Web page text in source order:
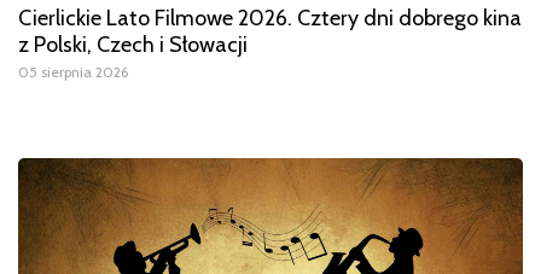
Cierlickie Lato Filmowe 2026. Cztery dni dobrego kina
z Polski, Czech i Słowacji
05 sierpnia 2026